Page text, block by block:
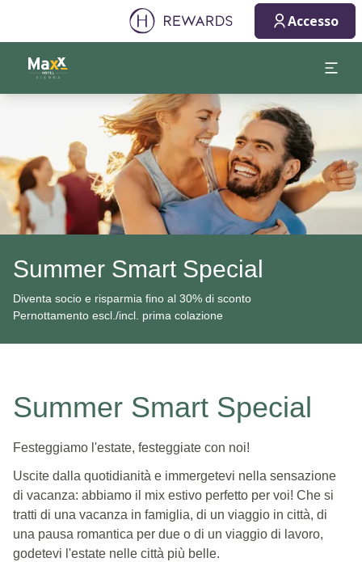
Accesso
Summer Smart Special
Diventa socio e risparmia fino al 30% di sconto
Pernottamento escl./incl. prima colazione
Summer Smart Special
Festeggiamo l'estate, festeggiate con noi!
Uscite dalla quotidianità e immergetevi nella sensazione
di vacanza: abbiamo il mix estivo perfetto per voi! Che si
tratti di una vacanza in famiglia, di un viaggio in città, di
una pausa romantica per due o di un viaggio di lavoro,
godetevi l'estate nelle città più belle.